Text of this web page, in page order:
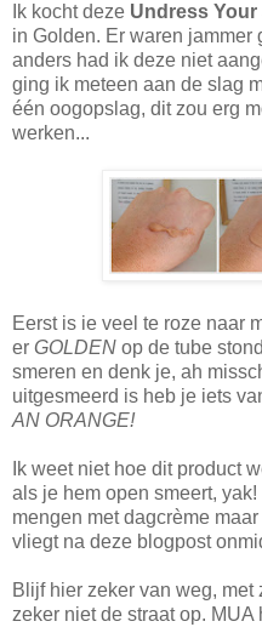
Ik kocht deze Undress
in Golden. Er waren jammer
anders had ik deze niet
ging ik meteen aan de slag
één oogopslag, dit zou erg
werken...
Eerst is ie veel te roze naar
er GOLDEN op de tube
smeren en denk je, ah
uitgesmeerd is heb je iets
AN ORANGE!
Ik weet niet hoe dit product
als je hem open smeert,
mengen met dagcrème
vliegt na deze blogpost
Blijf hier zeker van weg, met
zeker niet de straat op.